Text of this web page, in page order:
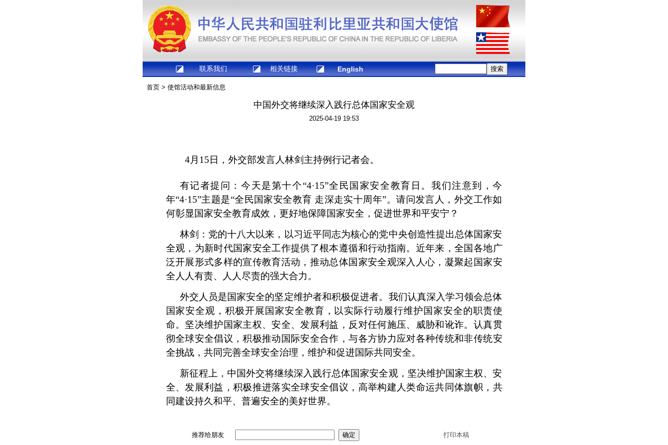
联系我们 相关链接 English
首页 > 使馆活动和最新信息
中国外交将继续深入践行总体国家安全观
2025-04-19 19:53
4月15日，外交部发言人林剑主持例行记者会。
有记者提问：今天是第十个“4·15”全民国家安全教育日。我们注意到，今
年“4·15”主题是“全民国家安全教育 走深走实十周年”。请问发言人，外交工作如
何彰显国家安全教育成效，更好地保障国家安全，促进世界和平安宁？
林剑：党的十八大以来，以习近平同志为核心的党中央创造性提出总体国家安
全观，为新时代国家安全工作提供了根本遵循和行动指南。近年来，全国各地广
泛开展形式多样的宣传教育活动，推动总体国家安全观深入人心，凝聚起国家安
全人人有责、人人尽责的强大合力。
外交人员是国家安全的坚定维护者和积极促进者。我们认真深入学习领会总体
国家安全观，积极开展国家安全教育，以实际行动履行维护国家安全的职责使
命。坚决维护国家主权、安全、发展利益，反对任何施压、威胁和讹诈。认真贯
彻全球安全倡议，积极推动国际安全合作，与各方协力应对各种传统和非传统安
全挑战，共同完善全球安全治理，维护和促进国际共同安全。
新征程上，中国外交将继续深入践行总体国家安全观，坚决维护国家主权、安
全、发展利益，积极推进落实全球安全倡议，高举构建人类命运共同体旗帜，共
同建设持久和平、普遍安全的美好世界。
推荐给朋友 打印本稿